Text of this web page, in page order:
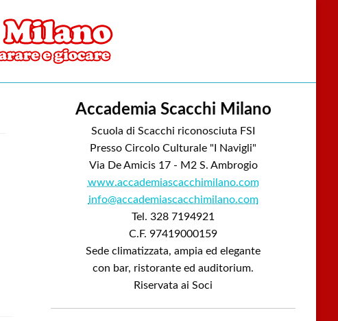
Accademia Scacchi Milano
Scuola di Scacchi riconosciuta FSI
Presso Circolo Culturale "I Navigli"
Via De Amicis 17 - M2 S. Ambrogio
www.accademiascacchimilano.com
info@accademiascacchimilano.com
Tel. 328 7194921
C.F. 97419000159
Sede climatizzata, ampia ed elegante
con bar, ristorante ed auditorium.
Riservata ai Soci